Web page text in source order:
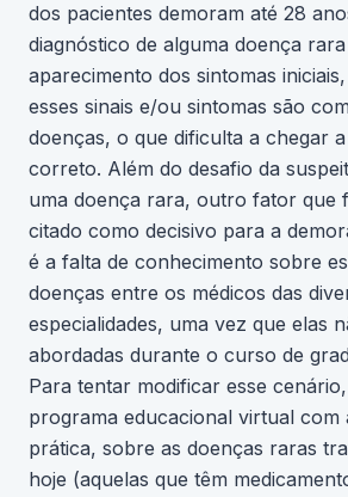
dos pacientes demoram até 28
diagnóstico de alguma doença
aparecimento dos sintomas
esses sinais e/ou sintomas são
doenças, o que dificulta a chegar
correto. Além do desafio da
uma doença rara, outro fator que
citado como decisivo para a
é a falta de conhecimento sobre
doenças entre os médicos das
especialidades, uma vez que elas
abordadas durante o curso de
Para tentar modificar esse
programa educacional virtual com
prática, sobre as doenças raras
hoje (aquelas que têm